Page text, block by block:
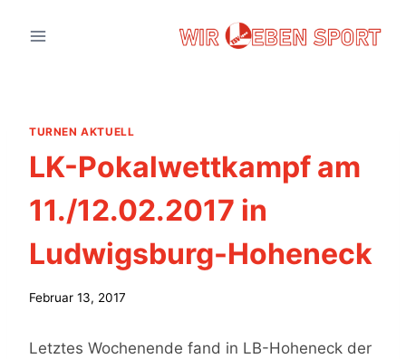
Inhalt
TURNEN AKTUELL
LK-Pokalwettkampf am
11./12.02.2017 in
Ludwigsburg-Hoheneck
Februar 13, 2017
Letztes Wochenende fand in LB-Hoheneck der